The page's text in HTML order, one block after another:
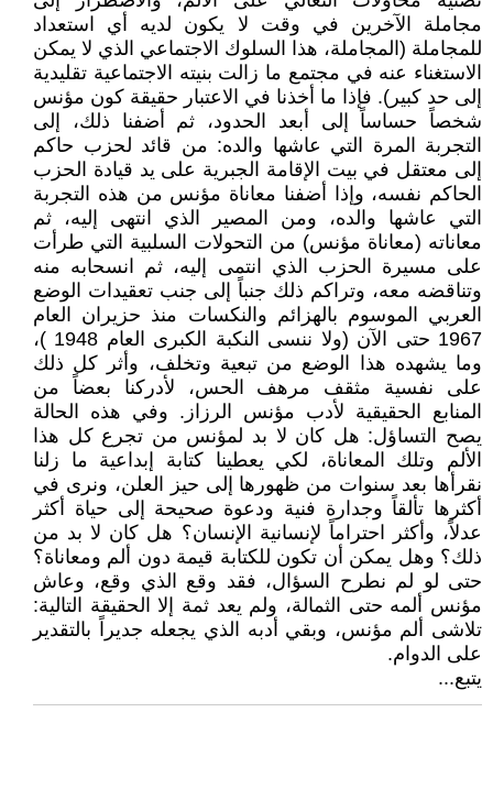
مجاملة الآخرين في وقت لا يكون لديه أي استعداد
للمجاملة (المجاملة، هذا السلوك الاجتماعي الذي لا يمكن
الاستغناء عنه في مجتمع ما زالت بنيته الاجتماعية تقليدية
إلى حد كبير). فإذا ما أخذنا في الاعتبار حقيقة كون مؤنس
شخصاً حساساً إلى أبعد الحدود، ثم أضفنا ذلك، إلى
التجربة المرة التي عاشها والده: من قائد لحزب حاكم
إلى معتقل في بيت الإقامة الجبرية على يد قيادة الحزب
الحاكم نفسه، وإذا أضفنا معاناة مؤنس من هذه التجربة
التي عاشها والده، ومن المصير الذي انتهى إليه، ثم
معاناته (معاناة مؤنس) من التحولات السلبية التي طرأت
على مسيرة الحزب الذي انتمى إليه، ثم انسحابه منه
وتناقضه معه، وتراكم ذلك جنباً إلى جنب تعقيدات الوضع
العربي الموسوم بالهزائم والنكسات منذ حزيران العام
1967 حتى الآن (ولا ننسى النكبة الكبرى العام 1948 )،
وما يشهده هذا الوضع من تبعية وتخلف، وأثر كل ذلك
على نفسية مثقف مرهف الحس، لأدركنا بعضاً من
المنابع الحقيقية لأدب مؤنس الرزاز. وفي هذه الحالة
يصح التساؤل: هل كان لا بد لمؤنس من تجرع كل هذا
الألم وتلك المعاناة، لكي يعطينا كتابة إبداعية ما زلنا
نقرأها بعد سنوات من ظهورها إلى حيز العلن، ونرى في
أكثرها تألقاً وجدارة فنية ودعوة صحيحة إلى حياة أكثر
عدلاً، وأكثر احتراماً لإنسانية الإنسان؟ هل كان لا بد من
ذلك؟ وهل يمكن أن تكون للكتابة قيمة دون ألم ومعاناة؟
حتى لو لم نطرح السؤال، فقد وقع الذي وقع، وعاش
مؤنس ألمه حتى الثمالة، ولم يعد ثمة إلا الحقيقة التالية:
تلاشى ألم مؤنس، وبقي أدبه الذي يجعله جديراً بالتقدير
على الدوام.
يتبع...